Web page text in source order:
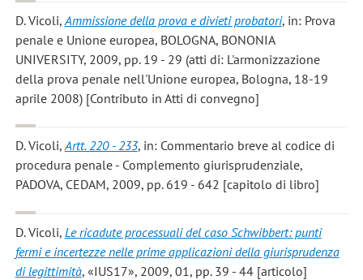
D. Vicoli,Ammissione della prova e divieti probatori, in: Prova
penale e Unione europea, BOLOGNA, BONONIA
UNIVERSITY, 2009, pp. 19 - 29 (atti di: L'armonizzazione
della prova penale nell'Unione europea, Bologna, 18-19
aprile 2008) [Contributo in Atti di convegno]
D. Vicoli,Artt. 220 - 233, in: Commentario breve al codice di
procedura penale - Complemento giurisprudenziale,
PADOVA, CEDAM, 2009, pp. 619 - 642 [capitolo di libro]
D. Vicoli, Le ricadute processuali del caso Schwibbert: punti
fermi e incertezze nelle prime applicazioni della giurisprudenza
di legittimità, «IUS17», 2009, 01, pp. 39 - 44 [articolo]